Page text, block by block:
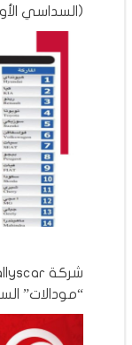
(السداسي الأول
“مودالات”